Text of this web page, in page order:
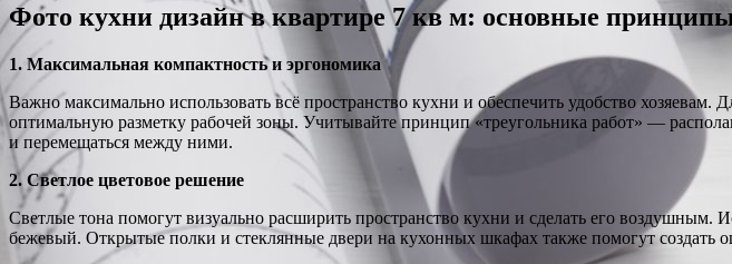
Фото кухни дизайн в квартире 7 кв м: основные
1. Максимальная компактность и эргономика
Важно максимально использовать всё пространство кухни и обеспечить удобство
оптимальную разметку рабочей зоны. Учитывайте принцип «треугольника работ» —
и перемещаться между ними.
2. Светлое цветовое решение
Светлые тона помогут визуально расширить пространство кухни и сделать его воздушным.
бежевый. Открытые полки и стеклянные двери на кухонных шкафах также помогут создать